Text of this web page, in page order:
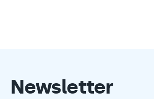
Newsletter